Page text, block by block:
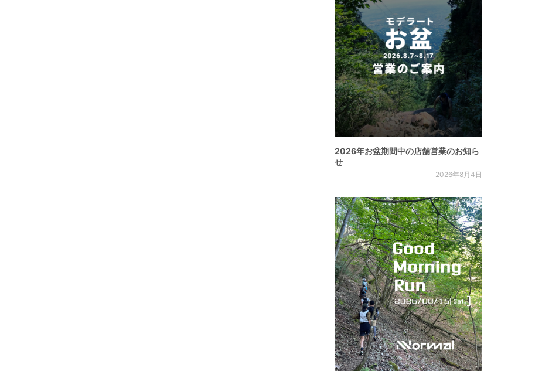
2026年お盆期間中の店舗営業のお知ら
せ
2026年8月4日